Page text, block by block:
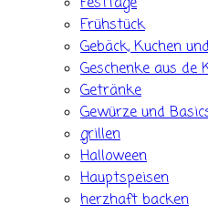
Frühstück
Gebäck, Kuchen
Geschenke aus de
Getränke
Gewürze und
grillen
Halloween
Hauptspeisen
herzhaft backen